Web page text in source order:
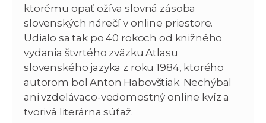
ktorému opäť ožíva slovná zásoba
slovenských nárečí v online priestore.
Udialo sa tak po 40 rokoch od knižného
vydania štvrtého zväzku Atlasu
slovenského jazyka z roku 1984, ktorého
autorom bol Anton Habovštiak. Nechýbal
ani vzdelávaco-vedomostný online kvíz a
tvorivá literárna súťaž.